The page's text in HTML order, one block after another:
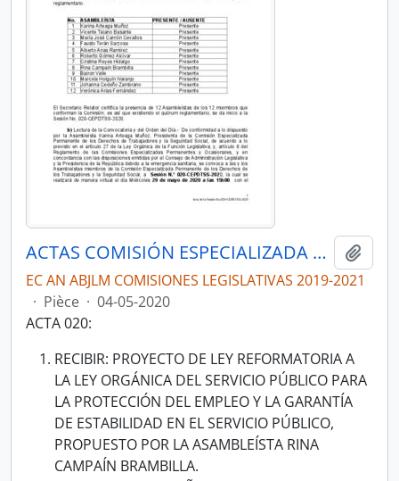
ACTAS COMISIÓN ESPECIALIZADA PERMANENTE DEL DERECHO AL TRABAJO Y A LA SEGURIDAD SOCIAL
EC AN ABJLM COMISIONES LEGISLATIVAS 2019-2021
· Pièce · 04-05-2020
ACTA 020:
RECIBIR: PROYECTO DE LEY REFORMATORIA A
LA LEY ORGÁNICA DEL SERVICIO PÚBLICO PARA
LA PROTECCIÓN DEL EMPLEO Y LA GARANTÍA
DE ESTABILIDAD EN EL SERVICIO PÚBLICO,
PROPUESTO POR LA ASAMBLEÍSTA RINA
CAMPAÍN BRAMBILLA.